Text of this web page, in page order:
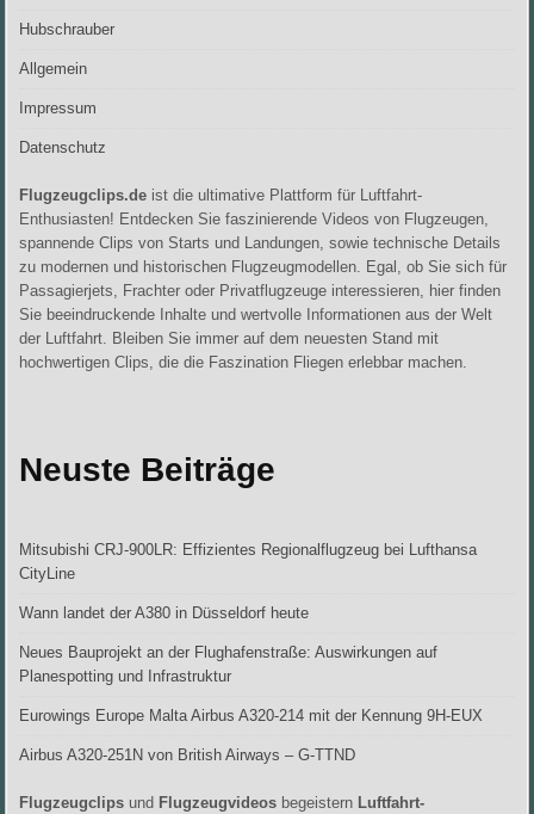
Hubschrauber
Allgemein
Impressum
Datenschutz
Flugzeugclips.de ist die ultimative Plattform für Luftfahrt-
Enthusiasten! Entdecken Sie faszinierende Videos von Flugzeugen,
spannende Clips von Starts und Landungen, sowie technische Details
zu modernen und historischen Flugzeugmodellen. Egal, ob Sie sich für
Passagierjets, Frachter oder Privatflugzeuge interessieren, hier finden
Sie beeindruckende Inhalte und wertvolle Informationen aus der Welt
der Luftfahrt. Bleiben Sie immer auf dem neuesten Stand mit
hochwertigen Clips, die die Faszination Fliegen erlebbar machen.
Neuste Beiträge
Mitsubishi CRJ-900LR: Effizientes Regionalflugzeug bei Lufthansa
CityLine
Wann landet der A380 in Düsseldorf heute
Neues Bauprojekt an der Flughafenstraße: Auswirkungen auf
Planespotting und Infrastruktur
Eurowings Europe Malta Airbus A320-214 mit der Kennung 9H-EUX
Airbus A320-251N von British Airways – G-TTND
Flugzeugclips und Flugzeugvideos begeistern Luftfahrt-